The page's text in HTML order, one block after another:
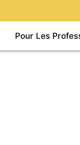
Pour Les